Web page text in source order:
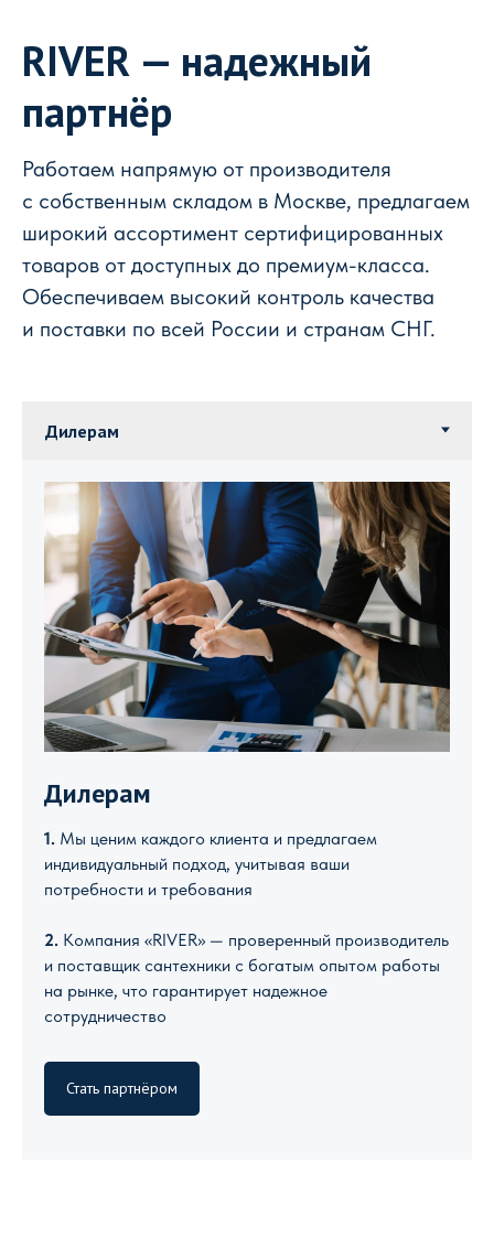
RIVER — надежный
партнёр
Работаем напрямую от производителя
с собственным складом в Москве, предлагаем
широкий ассортимент сертифицированных
товаров от доступных до премиум-класса.
Обеспечиваем высокий контроль качества
и поставки по всей России и странам СНГ.
Дилерам
1. Мы ценим каждого клиента и предлагаем
индивидуальный подход, учитывая ваши
потребности и требования
2. Компания «RIVER» — проверенный производитель
и поставщик сантехники с богатым опытом работы
на рынке, что гарантирует надежное
сотрудничество
Стать партнёром